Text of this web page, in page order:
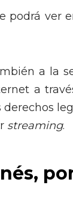
podrá ver
a la
a
derechos
streaming.
,